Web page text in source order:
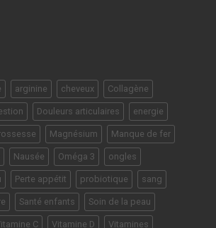
arginine cheveux Collagène
Douleurs articulaires energie
Magnésium Manque de fer
Nausée Oméga 3 ongles
Perte appétit probiotique sang
Santé enfants Soin de la peau
C Vitamine D Vitamines